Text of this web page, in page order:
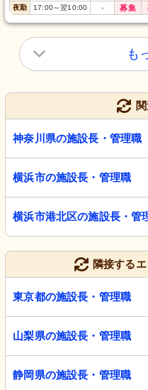
夜勤 17:00～翌10:00 - 募集
も
神奈川県の施設長・管理職
横浜市の施設長・管理職
横浜市港北区の施設長・管
隣接する
東京都の施設長・管理職
山梨県の施設長・管理職
静岡県の施設長・管理職